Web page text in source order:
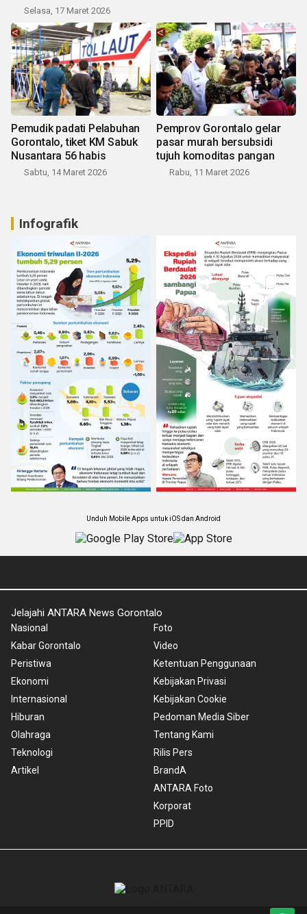
Selasa, 17 Maret 2026
Pemudik padati Pelabuhan
Gorontalo, tiket KM Sabuk
Nusantara 56 habis
Sabtu, 14 Maret 2026
Pemprov Gorontalo gelar
pasar murah bersubsidi
tujuh komoditas pangan
Rabu, 11 Maret 2026
Infografik
Unduh Mobile Apps untuk iOS dan Android
Jelajahi ANTARA News Gorontalo
Nasional
Kabar Gorontalo
Peristiwa
Ekonomi
Internasional
Hiburan
Olahraga
Teknologi
Artikel
Foto
Video
Ketentuan Penggunaan
Kebijakan Privasi
Kebijakan Cookie
Pedoman Media Siber
Tentang Kami
Rilis Pers
BrandA
ANTARA Foto
Korporat
PPID